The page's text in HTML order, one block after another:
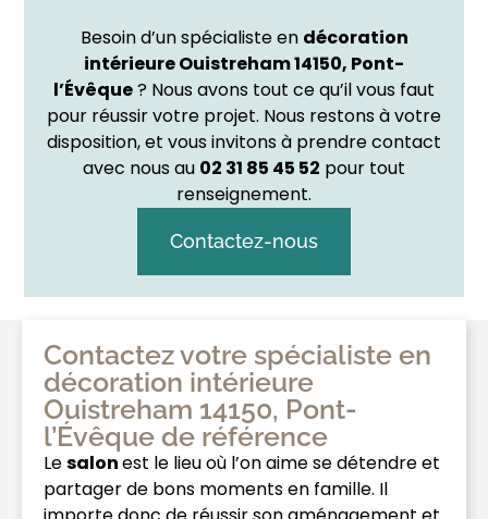
Besoin d’un spécialiste en décoration
intérieure Ouistreham 14150, Pont-
l’Évêque? Nous avons tout ce qu’il vous faut
pour réussir votre projet. Nous restons à votre
disposition, et vous invitons à prendre contact
avec nous au 02 31 85 45 52 pour tout
renseignement.
Contactez-nous
Contactez votre spécialiste en
décoration intérieure
Ouistreham 14150, Pont-
l’Évêque de référence
Lesalonest le lieu où l’on aime se détendre et
partager de bons moments en famille. Il